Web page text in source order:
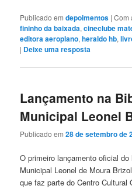
Publicado em depoimentos |Com
fininho da baixada,cineclube
editora aeroplano,heraldo hb,
| Deixe uma resposta
Lançamento na
Municipal Leonel
Publicado em28 de setembro de
O primeiro lançamento oficial
Municipal Leonel de Moura
que faz parte do Centro Cultural